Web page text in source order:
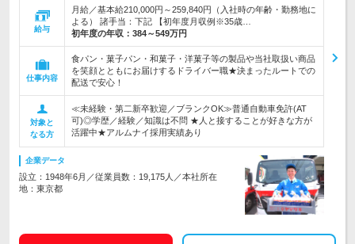
給与
月給／基本給210,000円～259,840円（入社時の年齢・勤務地に
よる） 諸手当：下記 【初年度月収例※35歳…
初年度の年収： 384～549万円
仕事内容
食パン・菓子パン・和菓子・洋菓子等の製品や当社取扱い商品
を笑顔とともにお届けするドライバー職★決まったルートでの
配送で安心！
対象と
なる方
≪未経験・第二新卒歓迎／ブランクOK≫普通自動車免許(AT
可)◎学歴／経験／知識は不問 ★人と接することが好きな方が
活躍中★アルムナイ採用実績あり
企業データ
設立：1948年6月／従業員数：19,175人／本社所在
地：東京都